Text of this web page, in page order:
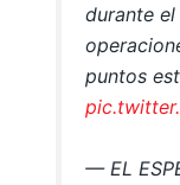
durante el
puntos
— EL